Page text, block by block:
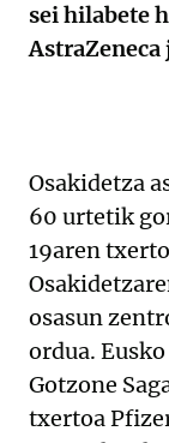
sei hilabete
Osakidetza
60 urtetik
19aren
osasun
ordua.
Gotzone
txertoa